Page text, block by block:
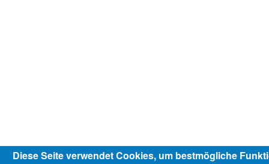
Diese Seite verwendet Cookies, um bestmögliche